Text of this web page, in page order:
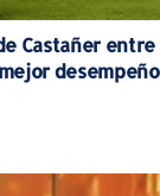
Castañer